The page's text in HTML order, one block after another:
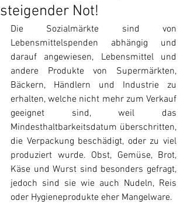
steigender Not!
Die Sozialmärkte sind von
Lebensmittelspenden abhängig und
darauf angewiesen, Lebensmittel und
andere Produkte von Supermärkten,
Bäckern, Händlern und Industrie zu
erhalten, welche nicht mehr zum Verkauf
geeignet sind, weil das
Mindesthaltbarkeitsdatum überschritten,
die Verpackung beschädigt, oder zu viel
produziert wurde. Obst, Gemüse, Brot,
Käse und Wurst sind besonders gefragt,
jedoch sind sie wie auch Nudeln, Reis
oder Hygieneprodukte eher Mangelware.